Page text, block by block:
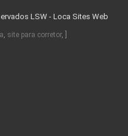
LSW - Loca Sites Web
, site para corretor, ]